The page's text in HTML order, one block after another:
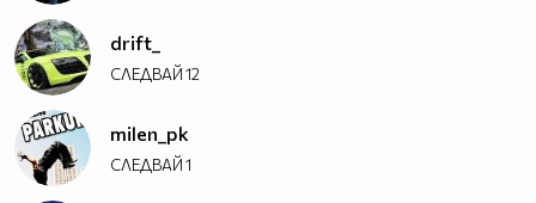
drift_
СЛЕДВАЙ12
milen_pk
СЛЕДВАЙ1